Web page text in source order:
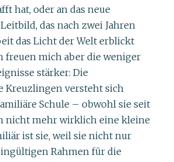
hat, oder an das neue
das nach zwei Jahren
das Licht der Welt erblickt
freuen mich aber die weniger
stärker: Die
Kreuzlingen versteht sich
Schule – obwohl sie seit
nicht mehr wirklich eine kleine
ist sie, weil sie nicht nur
Rahmen für die